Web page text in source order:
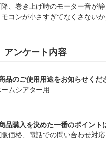
降、巻き上げ時のモーター音が
モコンが小さすぎてなくさないか
アンケート内容
品のご使用用途をお知らせくだ
ームシアター用
品購入を決めた一番のポイント
販価格、電話での問い合わせ対応